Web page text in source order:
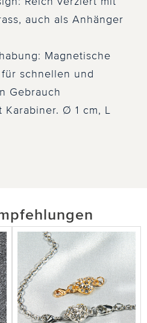
auch als Anhänger
Magnetische
schnellen und
Gebrauch
Karabiner. Ø 1 cm, L